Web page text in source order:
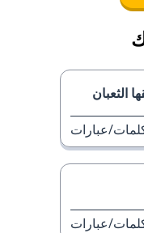
الثعبان
عبارات
عبارات